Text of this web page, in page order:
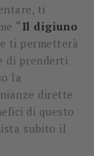
ti
“ Il digiuno
ti permetterà
di prenderti
la
dirette
di questo
subito il